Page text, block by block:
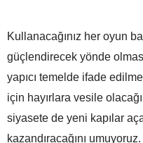
Kullanacağınız her oyun
güçlendirecek yönde
yapıcı temelde ifade
için hayırlara vesile
siyasete de yeni kapılar
kazandıracağını umuyoruz.